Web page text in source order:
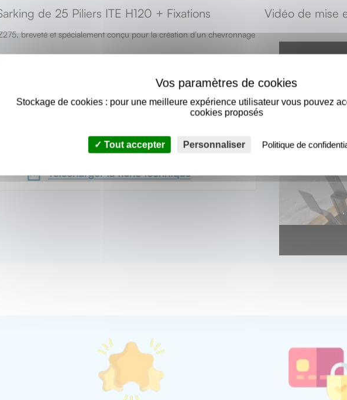
de 25 Piliers ITE H120 + Fixations
breveté et spécialement conçu pour la création d’un chevronnage
une résistance thermique R = 8,0 m².K/W (280mm d’isolant au total
chevron, pour un λ35)
galvanisés à chaud, pour la fixation des piliers directement sur les
chevrons sur les piliers.
Vidéo de mise
Stockage de cookies : pour une meilleure expérience utilisateur vous pouvez
cookies proposés
Tout accepter Personnaliser Politique de